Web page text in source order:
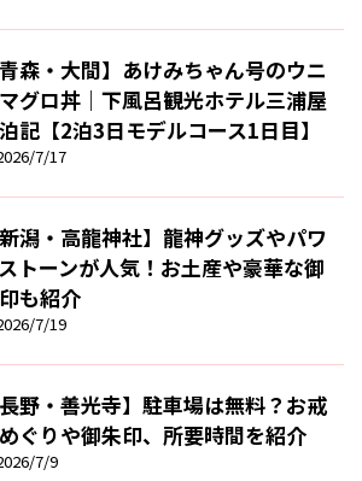
青森・大間】あけみちゃん号のウニ
グロ丼｜下風呂観光ホテル三浦屋
記【2泊3日モデルコース1日目】
7/17
新潟・高龍神社】龍神グッズやパワ
トーンが人気！お土産や豪華な御
も紹介
7/19
長野・善光寺】駐車場は無料？お戒
ぐりや御朱印、所要時間を紹介
7/9